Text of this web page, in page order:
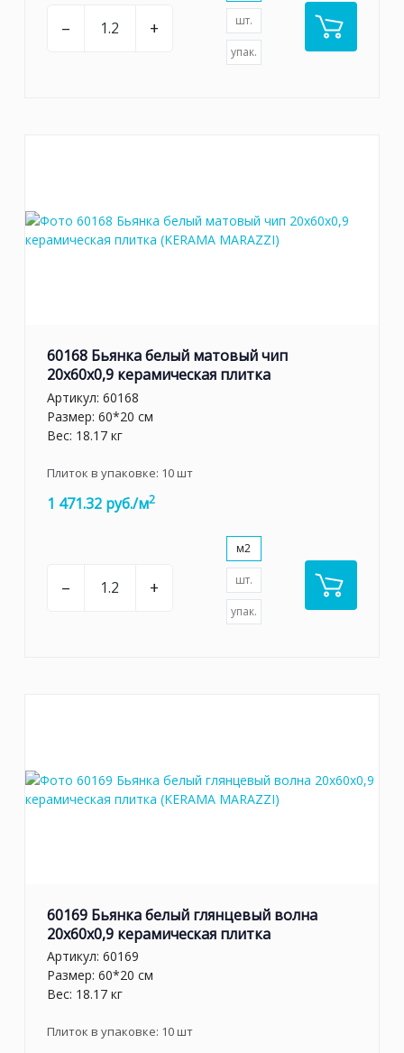
– + шт.
упак.
60168 Бьянка белый матовый чип
20x60x0,9 керамическая плитка
Артикул: 60168
Размер: 60*20 см
Вес: 18.17 кг
Плиток в упаковке: 10шт
1 471.32 руб./м2
– +
м2
шт.
упак.
60169 Бьянка белый глянцевый волна
20x60x0,9 керамическая плитка
Артикул: 60169
Размер: 60*20 см
Вес: 18.17 кг
Плиток в упаковке: 10шт